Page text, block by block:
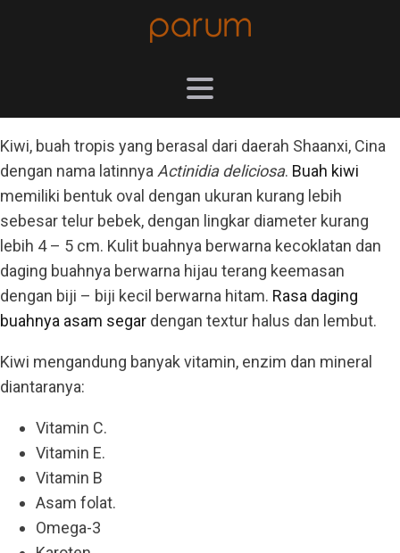
Kiwi, buah tropis yang berasal dari daerah Shaanxi, Cina
dengan nama latinnya Actinidia deliciosa. Buah kiwi
memiliki bentuk oval dengan ukuran kurang lebih
sebesar telur bebek, dengan lingkar diameter kurang
lebih 4 – 5 cm. Kulit buahnya berwarna kecoklatan dan
daging buahnya berwarna hijau terang keemasan
dengan biji – biji kecil berwarna hitam. Rasa daging
buahnya asam segar dengan textur halus dan lembut.
Kiwi mengandung banyak vitamin, enzim dan mineral
diantaranya:
Vitamin C.
Vitamin E.
Vitamin B
Asam folat.
Omega-3